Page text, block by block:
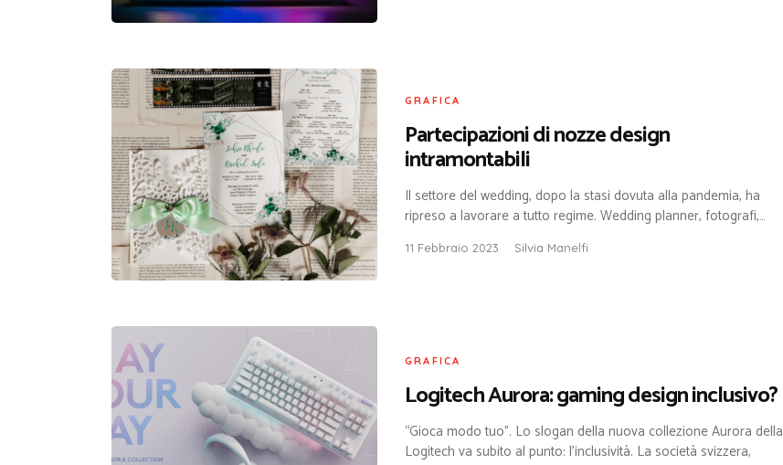
GRAFICA
Partecipazioni di nozze design
intramontabili
Il settore del wedding, dopo la stasi dovuta alla pandemia, ha
ripreso a lavorare a tutto regime. Wedding planner, fotografi,…
11 Febbraio 2023 Silvia Manelfi
GRAFICA
Logitech Aurora: gaming design inclusivo?
“Gioca modo tuo”. Lo slogan della nuova collezione Aurora della
Logitech va subito al punto: l’inclusività. La società svizzera,